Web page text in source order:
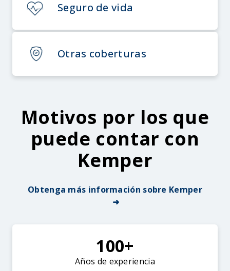
Seguro de vida
Otras coberturas
Motivos por los que
puede contar con
Kemper
Obtenga más información sobre Kemper
➜
100+
Años de experiencia